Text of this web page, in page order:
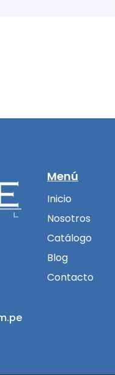
Menú
Inicio
Nosotros
Catálogo
Blog
Contacto